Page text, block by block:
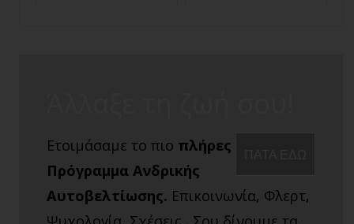
Ετοιμάσαμε το πιο πλήρες
Πρόγραμμα Ανδρικής
Αυτοβελτίωσης. Επικοινωνία, Φλερτ,